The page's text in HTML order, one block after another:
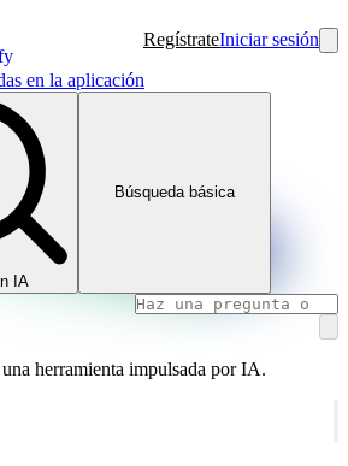
RegístrateIniciar sesión
en la aplicación
IA
Búsqueda básica
herramienta impulsada por IA.